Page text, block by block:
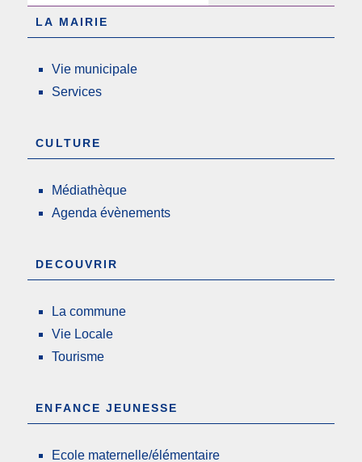
LA MAIRIE
Vie municipale
Services
CULTURE
Médiathèque
Agenda évènements
DECOUVRIR
La commune
Vie Locale
Tourisme
ENFANCE JEUNESSE
Ecole maternelle/élémentaire